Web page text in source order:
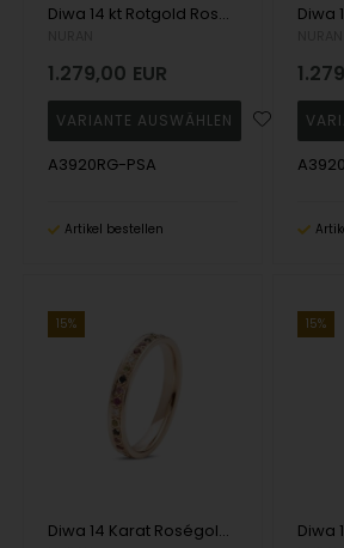
Diwa 14 kt Rotgold Rosa Saphir Allianz Ring, von Nuran
1.279,00 EUR
A3920RG-PSA
Artikel bestellen
15%
Diwa 14 Karat Roségold mehrfarbiger Ehering, von Nuran
15%